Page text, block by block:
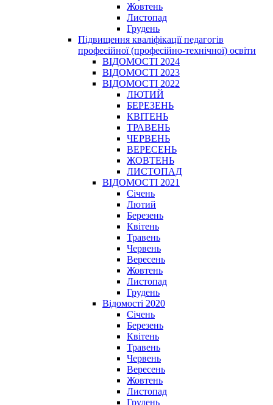
Жовтень
Листопад
Грудень
Підвищення кваліфікації педагогів
професійної (професійно-технічної) освіти
ВІДОМОСТІ 2024
ВІДОМОСТІ 2023
ВІДОМОСТІ 2022
ЛЮТИЙ
БЕРЕЗЕНЬ
КВІТЕНЬ
ТРАВЕНЬ
ЧЕРВЕНЬ
ВЕРЕСЕНЬ
ЖОВТЕНЬ
ЛИСТОПАД
ВІДОМОСТІ 2021
Січень
Лютий
Березень
Квітень
Травень
Червень
Вересень
Жовтень
Листопад
Грудень
Відомості 2020
Січень
Березень
Квітень
Травень
Червень
Вересень
Жовтень
Листопад
Грудень